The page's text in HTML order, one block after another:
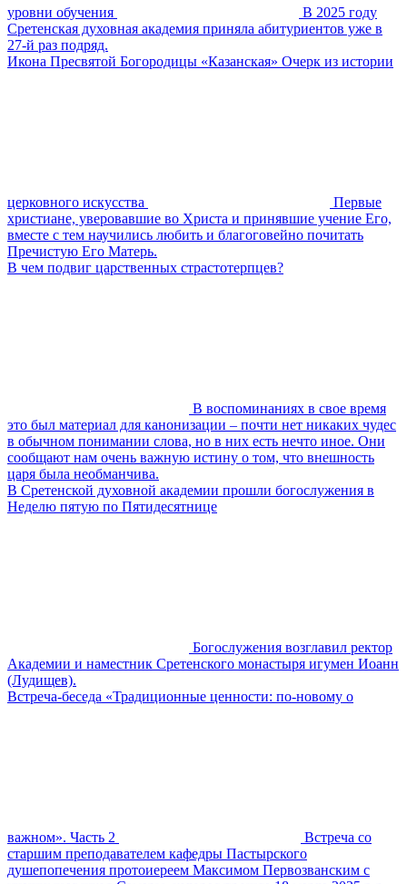
уровни обучения
В 2025 году
Сретенская духовная академия приняла абитуриентов уже в
27-й раз подряд.
Икона Пресвятой Богородицы «Казанская» Очерк из истории
церковного искусства
Первые
христиане, уверовавшие во Христа и принявшие учение Его,
вместе с тем научились любить и благоговейно почитать
Пречистую Его Матерь.
В чем подвиг царственных страстотерпцев?
В воспоминаниях в свое время
это был материал для канонизации – почти нет никаких чудес
в обычном понимании слова, но в них есть нечто иное. Они
сообщают нам очень важную истину о том, что внешность
царя была необманчива.
В Сретенской духовной академии прошли богослужения в
Неделю пятую по Пятидесятнице
Богослужения возглавил ректор
Академии и наместник Сретенского монастыря игумен Иоанн
(Лудищев).
Встреча-беседа «Традиционные ценности: по-новому о
важном». Часть 2
Встреча со
старшим преподавателем кафедры Пастырского
душепопечения протоиереем Максимом Первозванским с